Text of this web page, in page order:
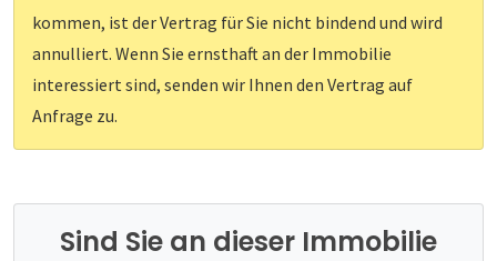
kommen, ist der Vertrag für Sie nicht bindend und wird
annulliert. Wenn Sie ernsthaft an der Immobilie
interessiert sind, senden wir Ihnen den Vertrag auf
Anfrage zu.
Sind Sie an dieser Immobilie